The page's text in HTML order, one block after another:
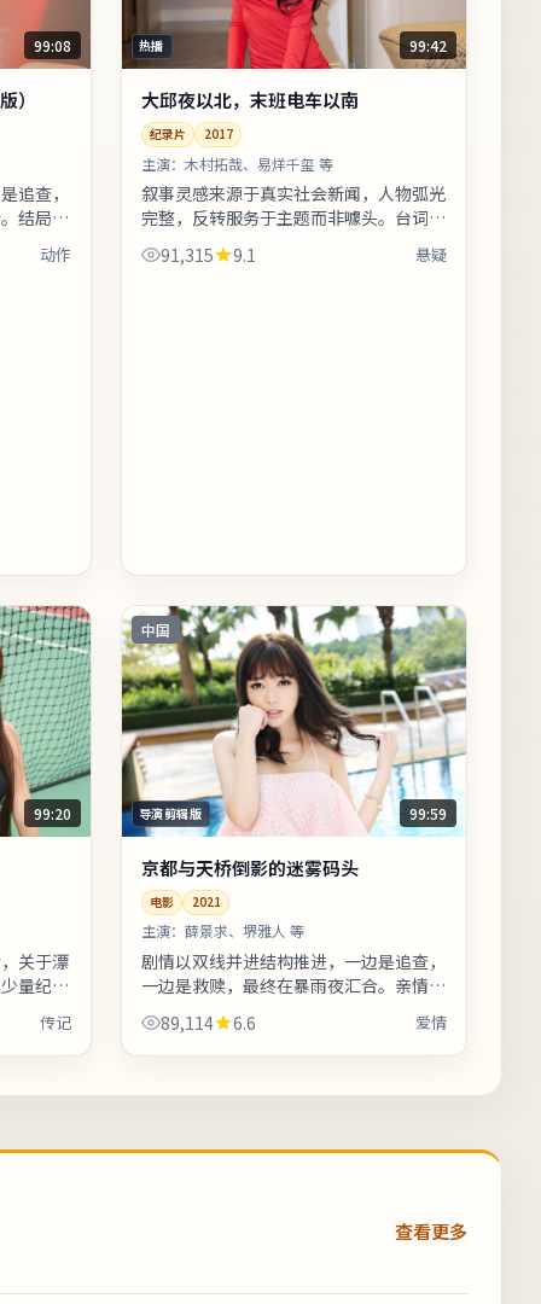
99:08
）
追查，
结局留
元素动作
热播 99:42
大邱夜以北，末班电车以南
纪录片 2017
主演： 木村拓哉、易烊千玺 等
叙事灵感来源于真实社会新闻，人物弧光
完整，反转服务于主题而非噱头。台词较
少堆砌口号，更多用具体生活细节支撑价
值观冲突。友情提示：部分镜头闪烁较
91,315 9.1 悬疑
99:20
关于漂
量纪录
地域传记
中国
导演剪辑版 99:59
京都与天桥倒影的迷雾码头
电影 2021
主演： 薛景求、堺雅人 等
剧情以双线并进结构推进，一边是追查，
一边是救赎，最终在暴雨夜汇合。亲情线
处理含蓄，几场餐桌戏胜过千言万语。影
片中出现的地标多为实景拍摄，旅行爱
89,114 6.6 爱情
查看更多